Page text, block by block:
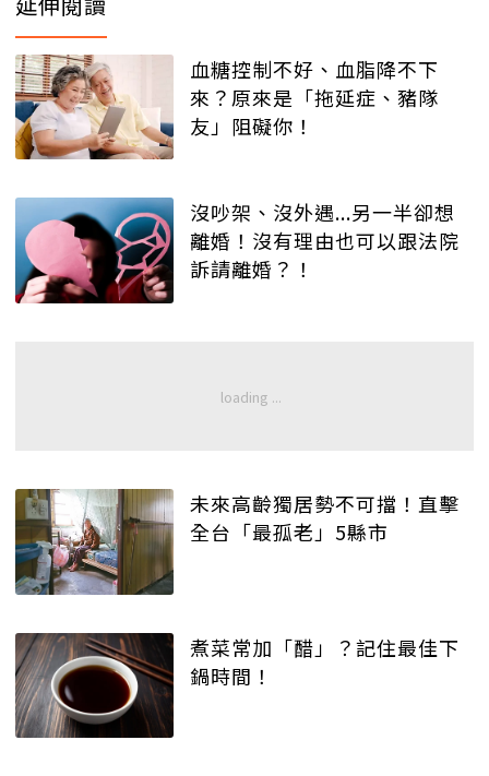
血糖控制不好、血脂降不下
來？原來是「拖延症、豬隊
友」阻礙你！
沒吵架、沒外遇...另一半卻想
離婚！沒有理由也可以跟法院
訴請離婚？！
未來高齡獨居勢不可擋！直擊
全台「最孤老」5縣市
煮菜常加「醋」？記住最佳下
鍋時間！